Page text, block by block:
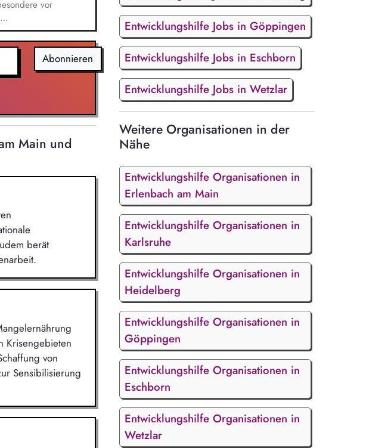
vor
bei
von
Abonnieren
Main und
berät
Krisengebieten
von
Sensibilisierung
Entwicklungshilfe Jobs in Göppingen
Entwicklungshilfe Jobs in Eschborn
Entwicklungshilfe Jobs in Wetzlar
Weitere Organisationen in der
Nähe
Entwicklungshilfe Organisationen in
Erlenbach am Main
Entwicklungshilfe Organisationen in
Karlsruhe
Entwicklungshilfe Organisationen in
Heidelberg
Entwicklungshilfe Organisationen in
Göppingen
Entwicklungshilfe Organisationen in
Eschborn
Entwicklungshilfe Organisationen in
Wetzlar